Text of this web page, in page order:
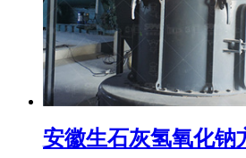
安徽生石灰氢氧化钠